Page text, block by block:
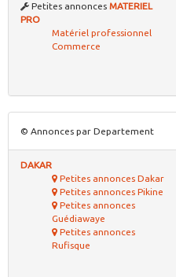
Petites annonces MATERIEL
PRO
Matériel professionnel
Commerce
© Annonces par Departement
DAKAR
Petites annonces Dakar
Petites annonces Pikine
Petites annonces
Guédiawaye
Petites annonces
Rufisque